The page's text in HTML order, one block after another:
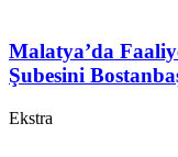
Malatya’da
Şubesini
Ekstra